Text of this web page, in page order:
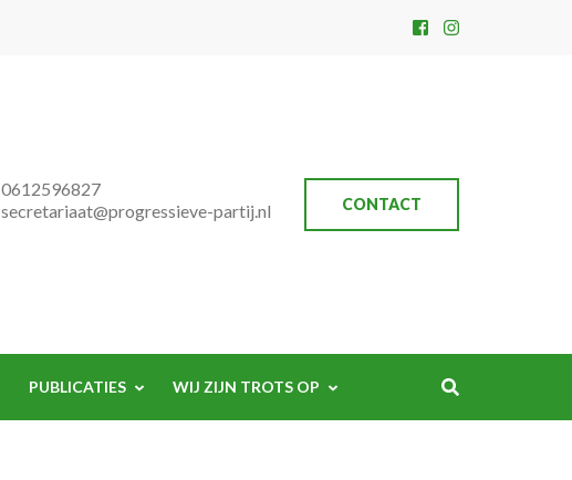
CONTACT
0612596827
secretariaat@progressieve-partij.nl
PUBLICATIES WIJ ZIJN TROTS OP